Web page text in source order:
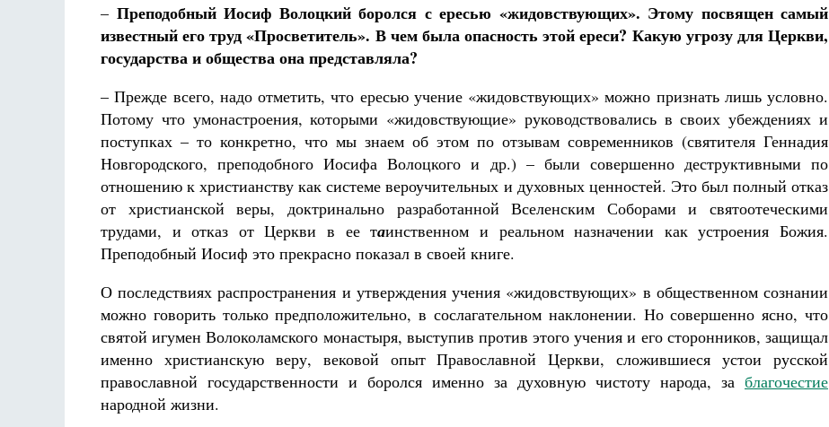
– Преподобный Иосиф Волоцкий боролся с ересью «жидовствующих». Этому посвящен самый
известный его труд «Просветитель». В чем была опасность этой ереси? Какую угрозу для Церкви,
государства и общества она представляла?
– Прежде всего, надо отметить, что ересью учение «жидовствующих» можно признать лишь условно.
Потому что умонастроения, которыми «жидовствующие» руководствовались в своих убеждениях и
поступках – то конкретно, что мы знаем об этом по отзывам современников (святителя Геннадия
Новгородского, преподобного Иосифа Волоцкого и др.) – были совершенно деструктивными по
отношению к христианству как системе вероучительных и духовных ценностей. Это был полный отказ
от христианской веры, доктринально разработанной Вселенским Соборами и святоотеческими
трудами, и отказ от Церкви в ее таинственном и реальном назначении как устроения Божия.
Преподобный Иосиф это прекрасно показал в своей книге.
О последствиях распространения и утверждения учения «жидовствующих» в общественном сознании
можно говорить только предположительно, в сослагательном наклонении. Но совершенно ясно, что
святой игумен Волоколамского монастыря, выступив против этого учения и его сторонников, защищал
именно христианскую веру, вековой опыт Православной Церкви, сложившиеся устои русской
православной государственности и боролся именно за духовную чистоту народа, за благочестие
народной жизни.